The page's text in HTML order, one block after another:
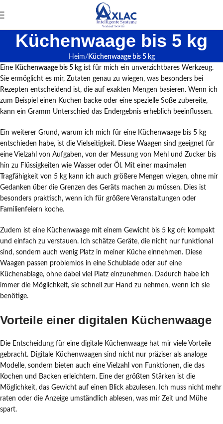
Küchenwaage bis 5 kg
Heim
Küchenwaage bis 5 kg
Eine Küchenwaage bis 5 kg ist für mich ein unverzichtbares Werkzeug.
Sie ermöglicht es mir, Zutaten genau zu wiegen, was besonders bei
Rezepten entscheidend ist, die auf exakten Mengen basieren. Wenn ich
zum Beispiel einen Kuchen backe oder eine spezielle Soße zubereite,
kann ein Gramm Unterschied das Endergebnis erheblich beeinflussen.
Ein weiterer Grund, warum ich mich für eine Küchenwaage bis 5 kg
entschieden habe, ist die Vielseitigkeit. Diese Waagen sind geeignet für
eine Vielzahl von Aufgaben, von der Messung von Mehl und Zucker bis
hin zu Flüssigkeiten wie Wasser oder Öl. Mit einer maximalen
Tragfähigkeit von 5 kg kann ich auch größere Mengen wiegen, ohne mir
Gedanken über die Grenzen des Geräts machen zu müssen. Dies ist
besonders praktisch, wenn ich für größere Veranstaltungen oder
Familienfeiern koche.
Zudem ist eine Küchenwaage mit einem Gewicht bis 5 kg oft kompakt
und einfach zu verstauen. Ich schätze Geräte, die nicht nur funktional
sind, sondern auch wenig Platz in meiner Küche einnehmen. Diese
Waagen passen problemlos in eine Schublade oder auf eine
Küchenablage, ohne dabei viel Platz einzunehmen. Dadurch habe ich
immer die Möglichkeit, sie schnell zur Hand zu nehmen, wenn ich sie
benötige.
Vorteile einer digitalen Küchenwaage
Die Entscheidung für eine digitale Küchenwaage hat mir viele Vorteile
gebracht. Digitale Küchenwaagen sind nicht nur präziser als analoge
Modelle, sondern bieten auch eine Vielzahl von Funktionen, die das
Kochen und Backen erleichtern. Eine der größten Stärken ist die
Möglichkeit, das Gewicht auf einen Blick abzulesen. Ich muss nicht mehr
raten oder die Anzeige umständlich ablesen, was mir Zeit und Mühe
spart.